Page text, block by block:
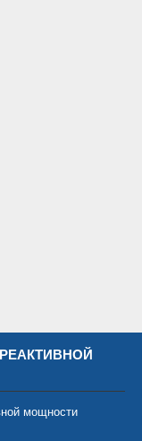
мощности